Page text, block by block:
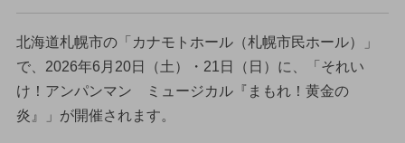
北海道札幌市の「カナモトホール（札幌市民ホール）」
で、2026年6月20日（土）・21日（日）に、「それい
け！アンパンマン ミュージカル『まもれ！黄金の
炎』」が開催されます。